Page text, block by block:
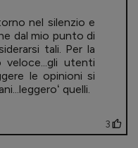
nel silenzio e
dal mio punto di
tali. Per la
utenti
le opinioni si
quelli.
3